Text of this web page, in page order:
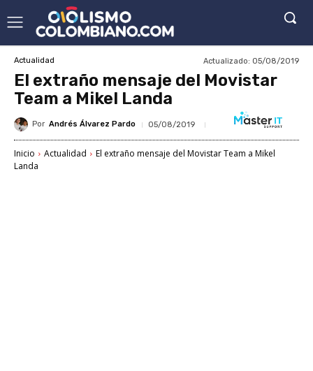
Actualidad Actualizado: 05/08/2019
El extraño mensaje del Movistar
Team a Mikel Landa
Por Andrés Álvarez Pardo 05/08/2019
Inicio Actualidad
El extraño mensaje del Movistar Team a Mikel
Landa